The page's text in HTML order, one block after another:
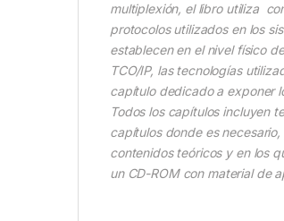
multiplexión, el libro utiliza
protocolos utilizados en los
establecen en el nivel físico
TCO/IP, las tecnologías
capítulo dedicado a exponer
Todos los capítulos incluyen
capítulos donde es
contenidos teóricos y en los
un CD-ROM con material de